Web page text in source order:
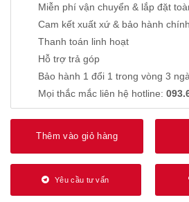
Miễn phí vận chuyển & lắp đặt
Cam kết xuất xứ & bảo hành
Thanh toán linh hoạt
Hỗ trợ trả góp
Bảo hành 1 đổi 1 trong vòng 3
Mọi thắc mắc liên hệ hotline:
Thêm vào giỏ hàng
Yêu cầu tư vấn